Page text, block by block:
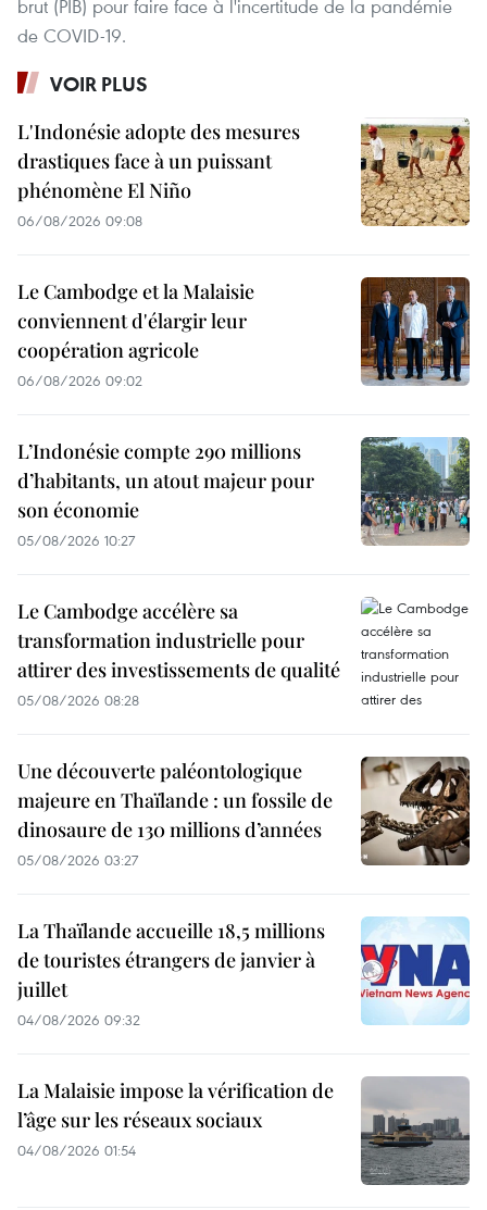
brut (PIB) pour faire face à l'incertitude de la pandémie
de COVID-19.
VOIR PLUS
L'Indonésie adopte des mesures
drastiques face à un puissant
phénomène El Niño
06/08/2026 09:08
Le Cambodge et la Malaisie
conviennent d'élargir leur
coopération agricole
06/08/2026 09:02
L’Indonésie compte 290 millions
d’habitants, un atout majeur pour
son économie
05/08/2026 10:27
Le Cambodge accélère sa
transformation industrielle pour
attirer des investissements de qualité
05/08/2026 08:28
Une découverte paléontologique
majeure en Thaïlande : un fossile de
dinosaure de 130 millions d’années
05/08/2026 03:27
La Thaïlande accueille 18,5 millions
de touristes étrangers de janvier à
juillet
04/08/2026 09:32
La Malaisie impose la vérification de
l’âge sur les réseaux sociaux
04/08/2026 01:54